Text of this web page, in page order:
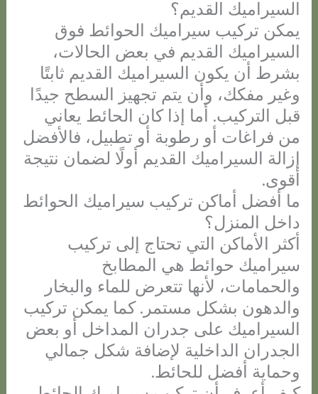
السيراميك القديم؟
يمكن تركيب سيراميك الحوائط فوق
السيراميك القديم في بعض الحالات،
بشرط أن يكون السيراميك القديم ثابتًا
وغير مفكك، وأن يتم تجهيز السطح جيدًا
قبل التركيب. أما إذا كان الحائط يعاني
من فراغات أو رطوبة أو تطبيل، فالأفضل
إزالة السيراميك القديم أولًا لضمان نتيجة
أقوى.
ما أفضل أماكن تركيب سيراميك الحوائط
داخل المنزل؟
أكثر الأماكن التي تحتاج إلى تركيب
سيراميك حوائط هي المطابخ
والحمامات، لأنها تتعرض للماء والبخار
والدهون بشكل مستمر. كما يمكن تركيب
السيراميك على جدران المداخل أو بعض
الجدران الداخلية لإضافة شكل جمالي
وحماية أفضل للحائط.